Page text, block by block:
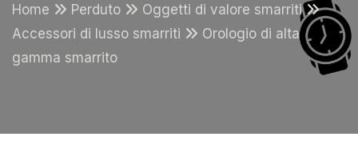
Home Perduto
Oggetti di valore smarriti
Accessori di lusso smarriti
Orologio di alta
gamma smarrito